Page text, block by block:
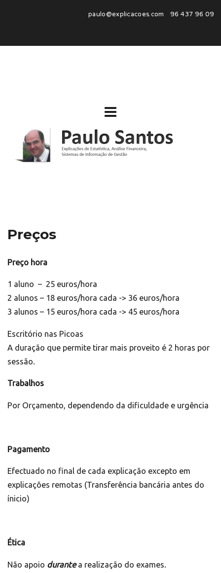
paulo@explicacoes.com 96 437 96 09
Preços
Preço hora
1 aluno – 25 euros/hora
2 alunos – 18 euros/hora cada -> 36 euros/hora
3 alunos – 15 euros/hora cada -> 45 euros/hora
Escritório nas Picoas
A duração que permite tirar mais proveito é 2 horas por
sessão.
Trabalhos
Por Orçamento, dependendo da dificuldade e urgência
Pagamento
Efectuado no final de cada explicação excepto em
explicações remotas (Transferência bancária antes do
ínicio)
Ética
Não apoio durantea realização do exames.